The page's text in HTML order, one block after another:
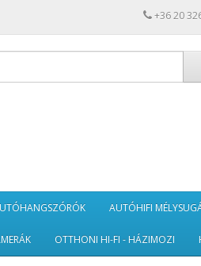
+36 20
AUTÓHIFI
OTTHONI HI-FI - HÁZIMOZI